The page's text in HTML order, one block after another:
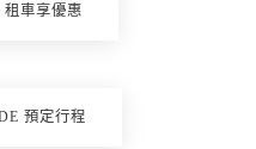
車享優惠
預定行程